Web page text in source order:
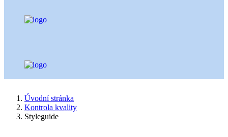
Úvodní stránka
Kontrola kvality
Styleguide